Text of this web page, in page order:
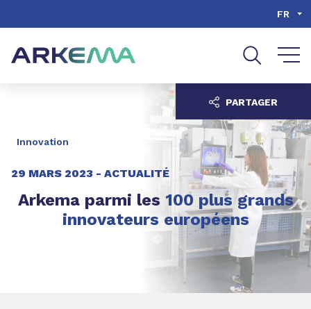
Aller à la recherche
FR
Innovation
29 MARS 2023 - ACTUALITÉ
Arkema parmi les 100 plus grands
innovateurs européens
PARTAGER